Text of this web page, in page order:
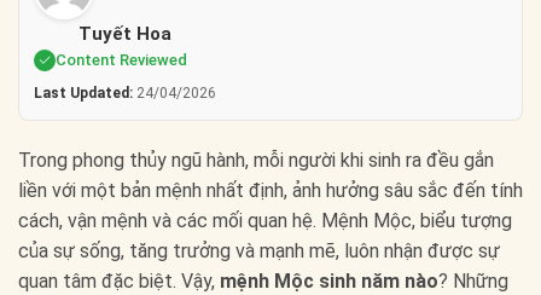
Tuyết Hoa
Content Reviewed
Last Updated: 24/04/2026
Trong phong thủy ngũ hành, mỗi người khi sinh ra đều gắn
liền với một bản mệnh nhất định, ảnh hưởng sâu sắc đến tính
cách, vận mệnh và các mối quan hệ. Mệnh Mộc, biểu tượng
của sự sống, tăng trưởng và mạnh mẽ, luôn nhận được sự
quan tâm đặc biệt. Vậy, mệnh Mộc sinh năm nào? Những